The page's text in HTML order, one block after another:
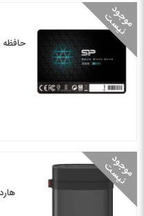
م
و
ج
و
د
ن
ی
س
ت
م
و
ج
و
د
ن
ی
س
ت